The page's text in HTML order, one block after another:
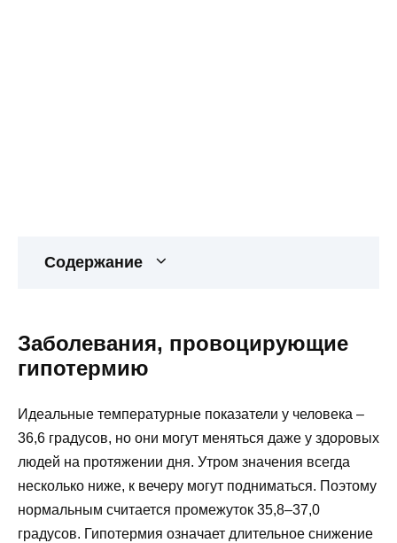
Содержание
Заболевания, провоцирующие
гипотермию
Идеальные температурные показатели у человека –
36,6 градусов, но они могут меняться даже у здоровых
людей на протяжении дня. Утром значения всегда
несколько ниже, к вечеру могут подниматься. Поэтому
нормальным считается промежуток 35,8–37,0
градусов. Гипотермия означает длительное снижение